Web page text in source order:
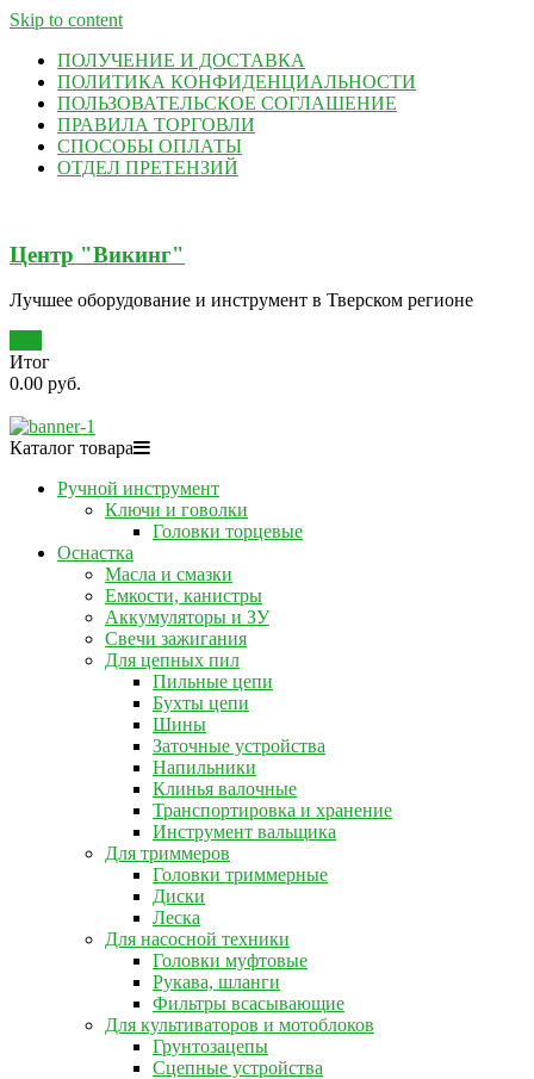
Skip to content
ПОЛУЧЕНИЕ И ДОСТАВКА
ПОЛИТИКА КОНФИДЕНЦИАЛЬНОСТИ
ПОЛЬЗОВАТЕЛЬСКОЕ СОГЛАШЕНИЕ
ПРАВИЛА ТОРГОВЛИ
СПОСОБЫ ОПЛАТЫ
ОТДЕЛ ПРЕТЕНЗИЙ
Центр "Викинг"
Лучшее оборудование и инструмент в Тверском регионе
Итог
0.00 руб.
Каталог товара
Ручной инструмент
Ключи и говолки
Головки торцевые
Оснастка
Масла и смазки
Емкости, канистры
Аккумуляторы и ЗУ
Свечи зажигания
Для цепных пил
Пильные цепи
Бухты цепи
Шины
Заточные устройства
Напильники
Клинья валочные
Транспортировка и хранение
Инструмент вальщика
Для триммеров
Головки триммерные
Диски
Леска
Для насосной техники
Головки муфтовые
Рукава, шланги
Фильтры всасывающие
Для культиваторов и мотоблоков
Грунтозацепы
Сцепные устройства